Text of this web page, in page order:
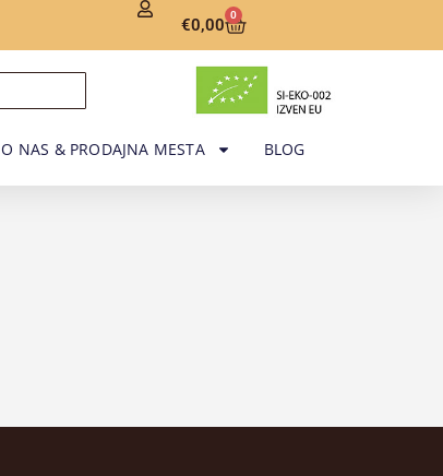
€0,00 0
O NAS & PRODAJNA MESTA BLOG